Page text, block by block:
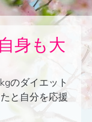
身も大
のダイエット
と自分を応援